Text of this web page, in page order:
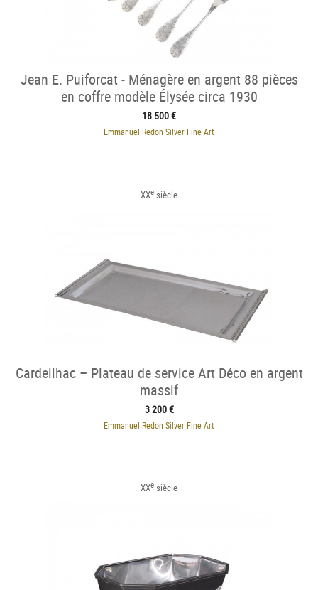
Jean E. Puiforcat - Ménagère en argent 88 pièces
en coffre modèle Élysée circa 1930
18 500 €
Emmanuel Redon Silver Fine Art
XXe siècle
Cardeilhac – Plateau de service Art Déco en argent
massif
3 200 €
Emmanuel Redon Silver Fine Art
XXe siècle